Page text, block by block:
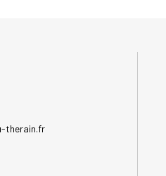
therain.fr